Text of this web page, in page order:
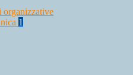
organizzative
1